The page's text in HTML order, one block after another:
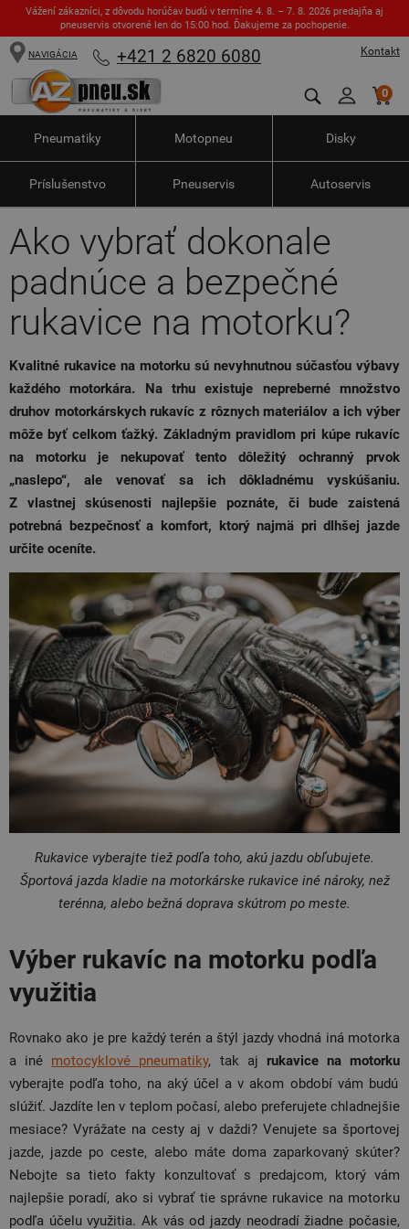
Vážení zákazníci, z dôvodu horúčav budú v termíne 4. 8. – 7. 8. 2026 predajňa aj
pneuservis otvorené len do 15:00 hod. Ďakujeme za pochopenie.
Kontakt
NAVIGÁCIA +421 2 6820 6080
0
Pneumatiky Motopneu Disky
Príslušenstvo Pneuservis Autoservis
Ako vybrať dokonale
padnúce a bezpečné
rukavice na motorku?
Kvalitné rukavice na motorku sú nevyhnutnou súčasťou výbavy
každého motorkára. Na trhu existuje nepreberné množstvo
druhov motorkárskych rukavíc z rôznych materiálov a ich výber
môže byť celkom ťažký. Základným pravidlom pri kúpe rukavíc
na motorku je nekupovať tento dôležitý ochranný prvok
„naslepo“, ale venovať sa ich dôkladnému vyskúšaniu.
Z vlastnej skúsenosti najlepšie poznáte, či bude zaistená
potrebná bezpečnosť a komfort, ktorý najmä pri dlhšej jazde
určite oceníte.
Rukavice vyberajte tiež podľa toho, akú jazdu obľubujete.
Športová jazda kladie na motorkárske rukavice iné nároky, než
terénna, alebo bežná doprava skútrom po meste.
Výber rukavíc na motorku podľa
využitia
Rovnako ako je pre každý terén a štýl jazdy vhodná iná motorka
a iné motocyklové pneumatiky, tak aj rukavice na motorku
vyberajte podľa toho, na aký účel a v akom období vám budú
slúžiť. Jazdíte len v teplom počasí, alebo preferujete chladnejšie
mesiace? Vyrážate na cesty aj v daždi? Venujete sa športovej
jazde, jazde po ceste, alebo máte doma zaparkovaný skúter?
Nebojte sa tieto fakty konzultovať s predajcom, ktorý vám
najlepšie poradí, ako si vybrať tie správne rukavice na motorku
podľa účelu využitia. Ak vás od jazdy neodradí žiadne počasie,